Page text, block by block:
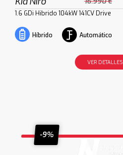
1.6 GDi Hibrido 104kW 141CV Drive
Híbrido Automático
VER DETALLES
-9%